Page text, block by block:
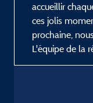
accueillir
ces jolis
prochaine,
L'équipe de la